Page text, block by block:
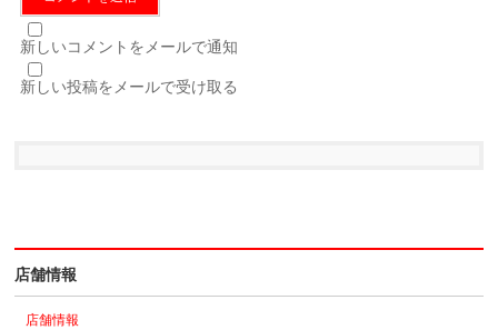
新しいコメントをメールで通知
新しい投稿をメールで受け取る
店舗情報
店舗情報